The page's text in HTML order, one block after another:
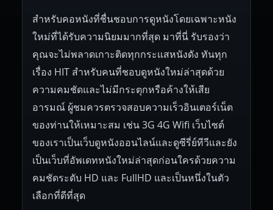
สำหรับคอหนังที่ชื่นชอบการดูหนังโดยเฉพาะหนัง
ใหม่ที่ได้รับความนิยมมากที่สุด มาที่นี่ รับรองว่า
คุณจะไม่พลาดเกาะติดทุกกระแสหนังดัง ทันทุก
เรื่อง HIT สำหรับคนที่ชอบดูหนังใหม่ล่าสุดด้วย
ความคมชัดและไม่มีกระตุกหรือค้างให้เสีย
อารมณ์ ผู้ชมควรตรวจสอบความเร็วอินเตอร์เน็ต
ของท่านให้เหมาะสม เช่น 3G 4G Wifi เว็บไซต์
ของเราเป็นเว็บดูหนังออนไลน์และดูซีรี่ย์ทีวีและยัง
เป็นเว็บที่อัพเดทหนังใหม่ล่าสุดก่อนใครด้วยความ
คมชัดระดับ HD และ FullHD และเป็นหนึ่งในตัว
เลือกที่ดีที่สุด